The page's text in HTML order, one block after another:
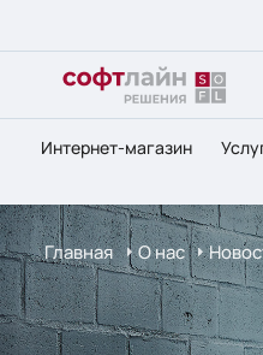
Интернет-магазин
Главная О нас